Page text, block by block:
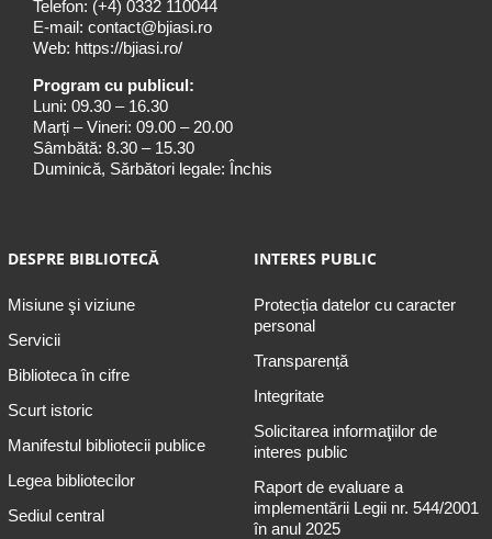
Telefon: (+4) 0332 110044
E-mail: contact@bjiasi.ro
Web: https://bjiasi.ro/
Program cu publicul:
Luni: 09.30 – 16.30
Marți – Vineri: 09.00 – 20.00
Sâmbătă: 8.30 – 15.30
Duminică, Sărbători legale: Închis
DESPRE BIBLIOTECĂ
Misiune şi viziune
Servicii
Biblioteca în cifre
Scurt istoric
Manifestul bibliotecii publice
Legea bibliotecilor
Sediul central
INTERES PUBLIC
Protecția datelor cu caracter
personal
Transparență
Integritate
Solicitarea informaţiilor de
interes public
Raport de evaluare a
implementării Legii nr. 544/2001
în anul 2025